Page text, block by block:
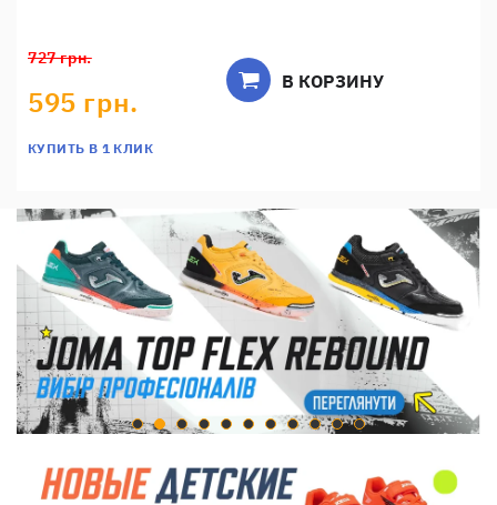
727 грн.
595 грн.
КУПИТЬ В 1 КЛИК
В КОРЗИНУ